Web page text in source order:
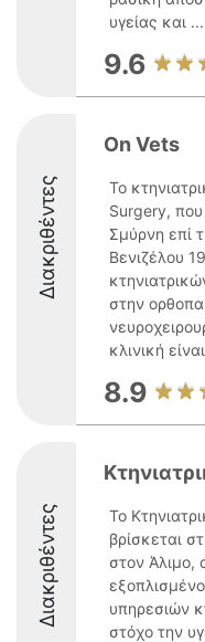
υγείας και ...
9.6
Διακριθέντες
On Vets
Το
Surgery,
Σμύρνη επί
Βενιζέλου
στην
κλινική
8.9
Διακριθέντες
Το
βρίσκεται
στον Άλιμο,
υπηρεσιών
στόχο την